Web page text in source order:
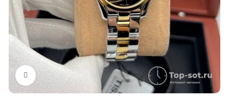
Нажмите, чтобы увеличить